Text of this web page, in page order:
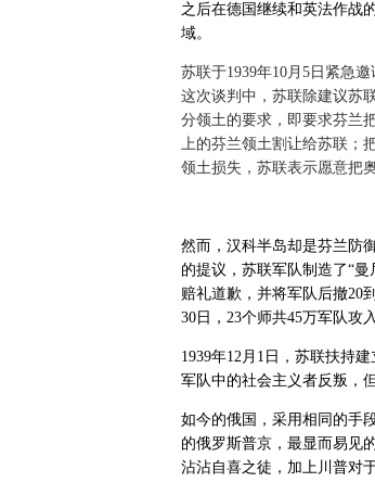
之后在德国继续和英法作战
域。
苏联于1939年10月5日紧急
这次谈判中，苏联除建议苏
分领土的要求，即要求芬兰
上的芬兰领土割让给苏联；
领土损失，苏联表示愿意把
然而，汉科半岛却是芬兰防
的提议，苏联军队制造了“
赔礼道歉，并将军队后撤20
30日，23个师共45万军队攻
1939年12月1日，苏联扶持
军队中的社会主义者反叛，
如今的俄国，采用相同的手
的俄罗斯普京，最显而易见
沾沾自喜之徒，加上川普对